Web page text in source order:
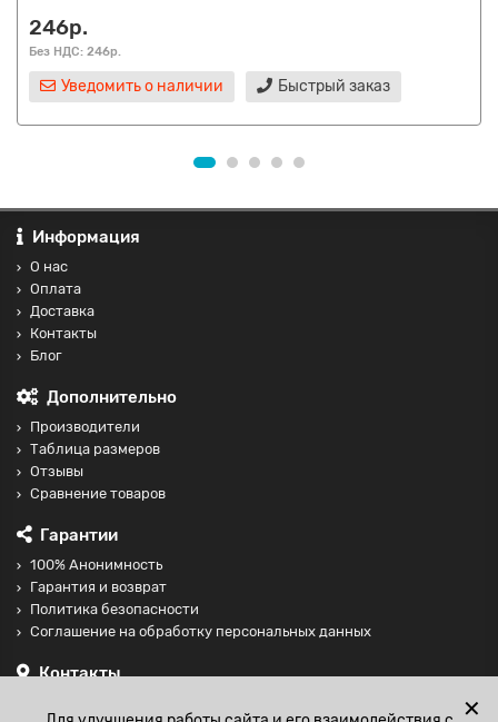
246р.
Без НДС: 246р.
Уведомить о наличии Быстрый заказ
Информация
О нас
Оплата
Доставка
Контакты
Блог
Дополнительно
Производители
Таблица размеров
Отзывы
Сравнение товаров
Гарантии
100% Анонимность
Гарантия и возврат
Политика безопасности
Соглашение на обработку персональных данных
Контакты
✕